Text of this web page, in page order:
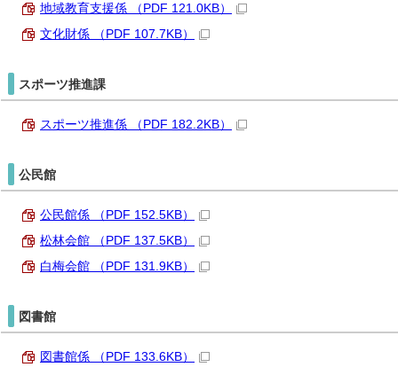
地域教育支援係 （PDF 121.0KB）
文化財係 （PDF 107.7KB）
スポーツ推進課
スポーツ推進係 （PDF 182.2KB）
公民館
公民館係 （PDF 152.5KB）
松林会館 （PDF 137.5KB）
白梅会館 （PDF 131.9KB）
図書館
図書館係 （PDF 133.6KB）